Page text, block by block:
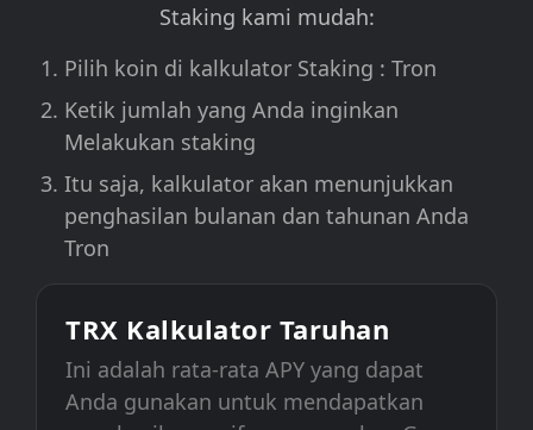
Staking kami mudah:
Pilih koin di kalkulator Staking : Tron
Ketik jumlah yang Anda inginkan
Melakukan staking
Itu saja, kalkulator akan menunjukkan
penghasilan bulanan dan tahunan Anda
Tron
TRX Kalkulator Taruhan
Ini adalah rata-rata APY yang dapat
Anda gunakan untuk mendapatkan